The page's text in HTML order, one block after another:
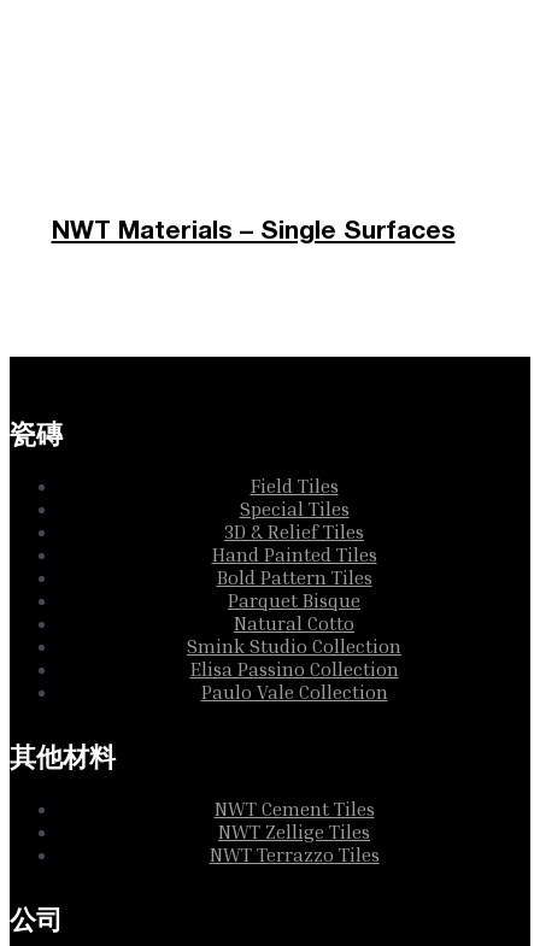
NWT Materials – Single Surfaces
瓷磚
Field Tiles
Special Tiles
3D & Relief Tiles
Hand Painted Tiles
Bold Pattern Tiles
Parquet Bisque
Natural Cotto
Smink Studio Collection
Elisa Passino Collection
Paulo Vale Collection
其他材料
NWT Cement Tiles
NWT Zellige Tiles
NWT Terrazzo Tiles
公司